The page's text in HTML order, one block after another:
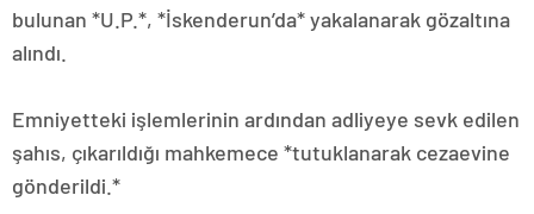
bulunan *U.P.*, *İskenderun’da* yakalanarak gözaltına
alındı.
Emniyetteki işlemlerinin ardından adliyeye sevk edilen
şahıs, çıkarıldığı mahkemece *tutuklanarak cezaevine
gönderildi.*